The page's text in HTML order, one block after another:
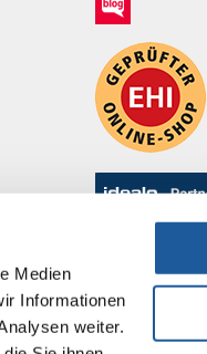
Medien
Informationen
weiter.